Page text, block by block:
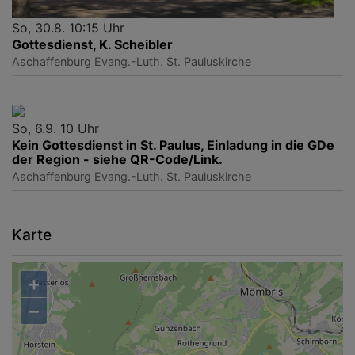
So, 30.8. 10:15 Uhr
Gottesdienst, K. Scheibler
Aschaffenburg Evang.-Luth. St. Pauluskirche
So, 6.9. 10 Uhr
Kein Gottesdienst in St. Paulus, Einladung in die GDe
der Region - siehe QR-Code/Link.
Aschaffenburg Evang.-Luth. St. Pauluskirche
Karte
+
−